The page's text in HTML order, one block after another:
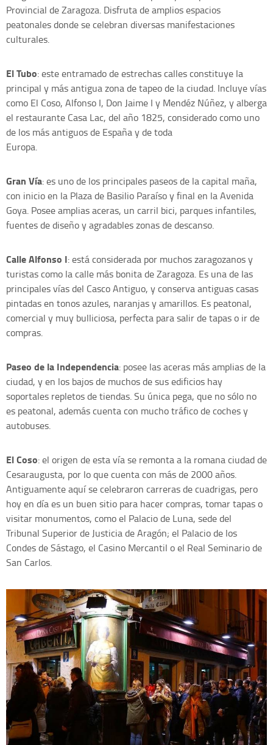
Provincial de Zaragoza. Disfruta de amplios espacios
peatonales donde se celebran diversas manifestaciones
culturales.
El Tubo: este entramado de estrechas calles constituye la
principal y más antigua zona de tapeo de la ciudad. Incluye vías
como El Coso, Alfonso I, Don Jaime I y Mendéz Núñez, y alberga
el restaurante Casa Lac, del año 1825, considerado como uno
de los más antiguos de España y de toda
Europa.
Gran Vía: es uno de los principales paseos de la capital maña,
con inicio en la Plaza de Basilio Paraíso y final en la Avenida
Goya. Posee amplias aceras, un carril bici, parques infantiles,
fuentes de diseño y agradables zonas de descanso.
Calle Alfonso I: está considerada por muchos zaragozanos y
turistas como la calle más bonita de Zaragoza. Es una de las
principales vías del Casco Antiguo, y conserva antiguas casas
pintadas en tonos azules, naranjas y amarillos. Es peatonal,
comercial y muy bulliciosa, perfecta para salir de tapas o ir de
compras.
Paseo de la Independencia: posee las aceras más amplias de la
ciudad, y en los bajos de muchos de sus edificios hay
soportales repletos de tiendas. Su única pega, que no sólo no
es peatonal, además cuenta con mucho tráfico de coches y
autobuses.
El Coso: el origen de esta vía se remonta a la romana ciudad de
Cesaraugusta, por lo que cuenta con más de 2000 años.
Antiguamente aquí se celebraron carreras de cuadrigas, pero
hoy en día es un buen sitio para hacer compras, tomar tapas o
visitar monumentos, como el Palacio de Luna, sede del
Tribunal Superior de Justicia de Aragón; el Palacio de los
Condes de Sástago, el Casino Mercantil o el Real Seminario de
San Carlos.